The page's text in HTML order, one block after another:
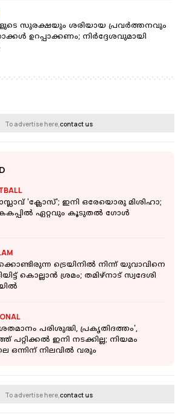
സുരക്ഷയും ശരിയായ പ്രവർത്തനവും
ഉറപ്പാക്കണം; നിർദ്ദേശവുമായി
To advertise here,contact us
'ക്ലോസ്'; ഇനി ഒരേയൊരു മിശിഹാ;
ഏറ്റവും കൂടുതൽ ഗോൾ
ട്രെയിനില്‍ നിന്ന് യുവാവിനെ
കൊല്ലാന്‍ ശ്രമം; തമിഴ്‌നാട് സ്വദേശി
ശതമാനം പരിശുദ്ധി, പ്രകൃതിദത്തം',
പറ്റിക്കൽ ഇനി നടക്കില്ല; നിയമം
ഒന്നിന് നിലവില്‍ വരും
To advertise here,contact us